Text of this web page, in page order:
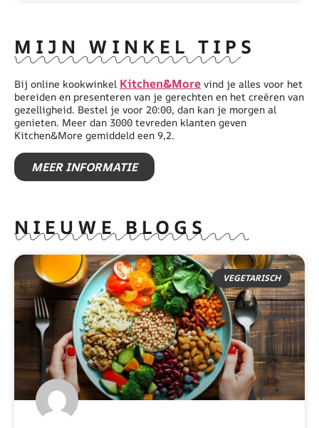
MIJN WINKEL TIPS
Bij online kookwinkel Kitchen&More vind je alles voor het
bereiden en presenteren van je gerechten en het creëren van
gezelligheid. Bestel je voor 20:00, dan kan je morgen al
genieten. Meer dan 3000 tevreden klanten geven
Kitchen&More gemiddeld een 9,2.
MEER INFORMATIE
NIEUWE BLOGS
VEGETARISCH